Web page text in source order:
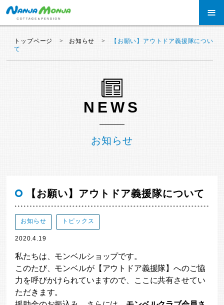
≡
トップページ お知らせ
【お願い】アウトドア義援隊につい
て
NEWS
お知らせ
【お願い】アウトドア義援隊について
お知らせ トピックス
2020.4.19
私たちは、モンベルショップです。
このたび、モンベルが【アウトドア義援隊】へのご協
力を呼びかけられていますので、ここに共有させてい
ただきます。